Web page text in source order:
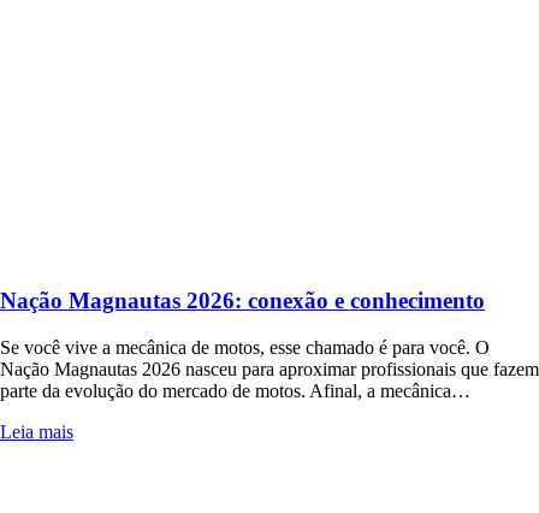
Nação Magnautas 2026: conexão e conhecimento
Se você vive a mecânica de motos, esse chamado é para você. O
Nação Magnautas 2026 nasceu para aproximar profissionais que fazem
parte da evolução do mercado de motos. Afinal, a mecânica…
Leia mais